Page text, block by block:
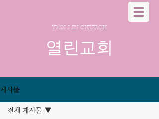
YEOLLIN CHURCH
열린교회
게시물
전체 게시물